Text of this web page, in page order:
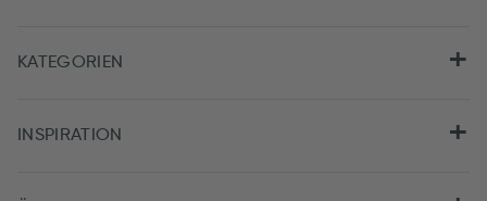
KATEGORIEN
INSPIRATION